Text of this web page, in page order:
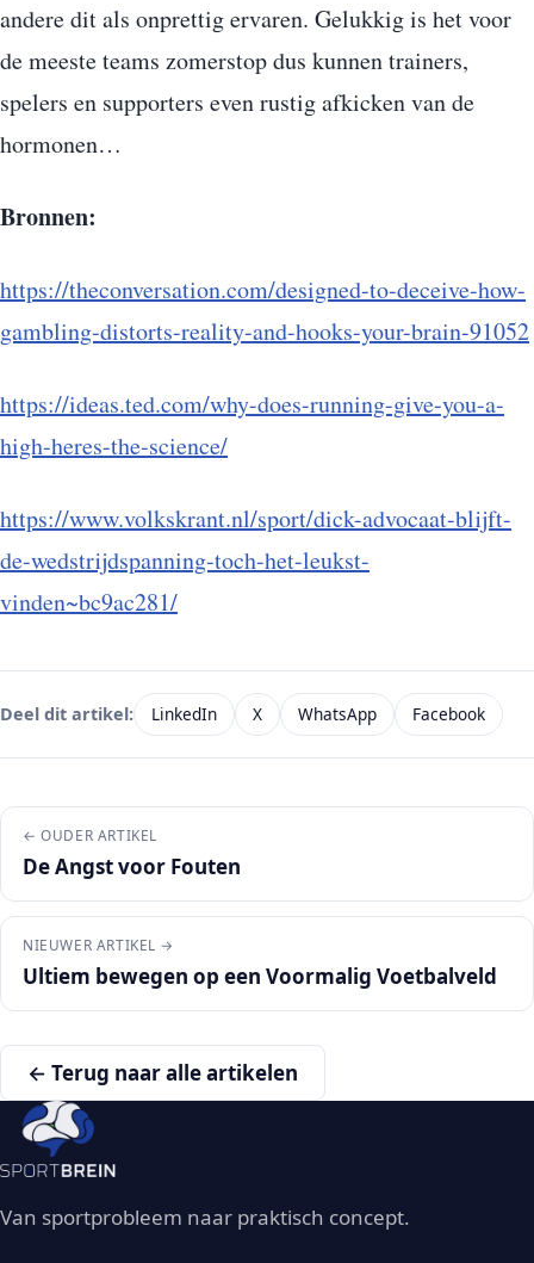
andere dit als onprettig ervaren. Gelukkig is het voor
de meeste teams zomerstop dus kunnen trainers,
spelers en supporters even rustig afkicken van de
hormonen…
Bronnen:
https://theconversation.com/designed-to-deceive-how-
gambling-distorts-reality-and-hooks-your-brain-91052
https://ideas.ted.com/why-does-running-give-you-a-
high-heres-the-science/
https://www.volkskrant.nl/sport/dick-advocaat-blijft-
de-wedstrijdspanning-toch-het-leukst-
vinden~bc9ac281/
Deel dit artikel: LinkedIn X WhatsApp Facebook
← OUDER ARTIKEL
De Angst voor Fouten
NIEUWER ARTIKEL →
Ultiem bewegen op een Voormalig Voetbalveld
← Terug naar alle artikelen
Van sportprobleem naar praktisch concept.